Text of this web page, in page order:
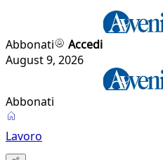
Abbonati
Accedi
August 9, 2026
Abbonati
Lavoro